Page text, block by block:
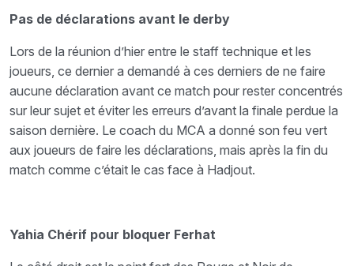
Pas de déclarations avant le derby
Lors de la réunion d’hier entre le staff technique et les
joueurs, ce dernier a demandé à ces derniers de ne faire
aucune déclaration avant ce match pour rester concentrés
sur leur sujet et éviter les erreurs d’avant la finale perdue la
saison dernière. Le coach du MCA a donné son feu vert
aux joueurs de faire les déclarations, mais après la fin du
match comme c’était le cas face à Hadjout.
Yahia Chérif pour bloquer Ferhat